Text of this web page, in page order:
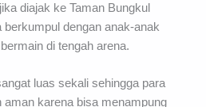
diajak ke Taman Bungkul
dengan anak-anak
di tengah arena.
luas sekali sehingga para
aman karena bisa menampung